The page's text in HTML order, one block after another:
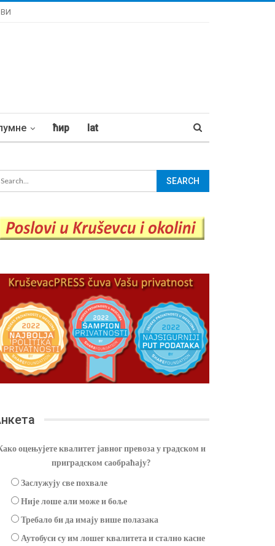
ћир lat
оцењујете квалитет јавног превоза у градском и
приградском саобраћају?
Заслужују све похвале
Није лоше али може и боље
Требало би да имају више полазака
Аутобуси су им лошег квалитета и стално касне